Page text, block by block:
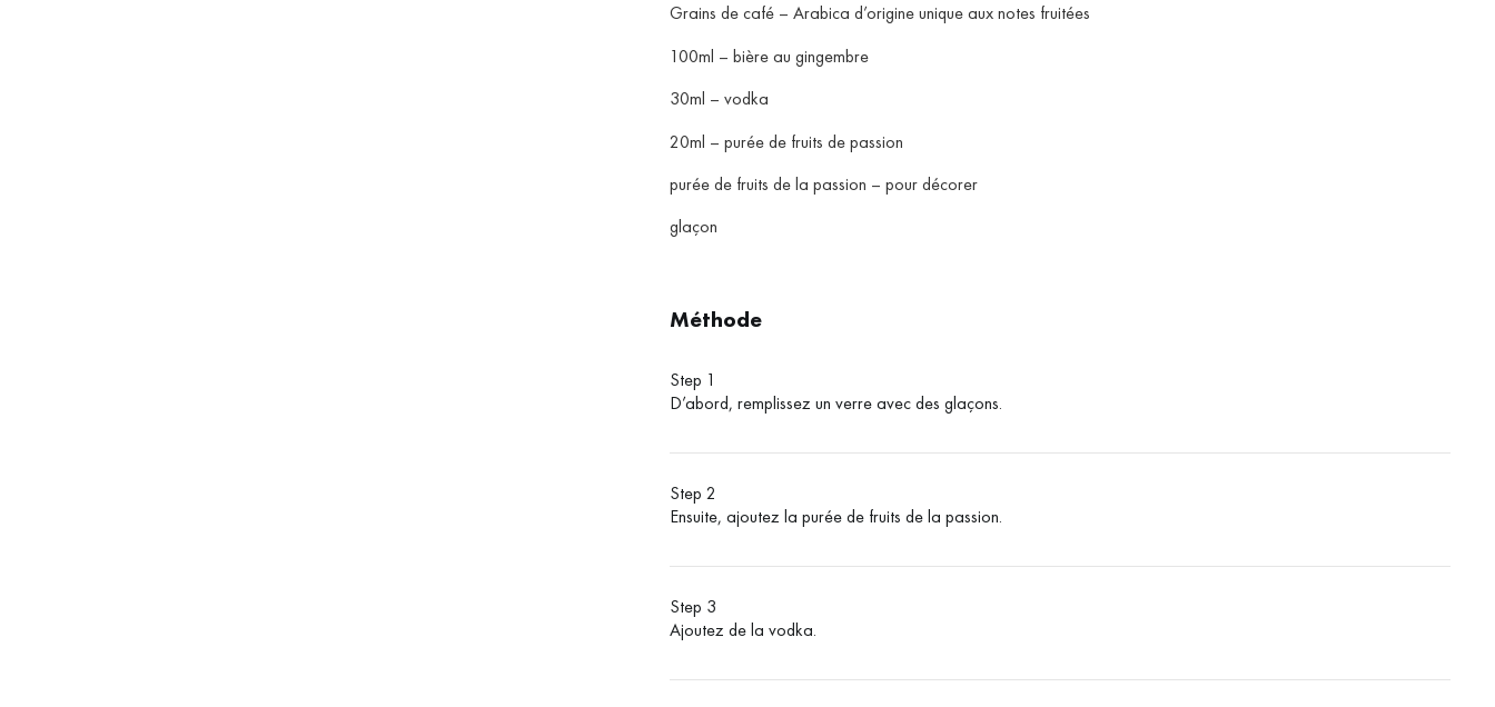
Grains de café – Arabica d’origine unique aux notes fruitées
100ml – bière au gingembre
30ml – vodka
20ml – purée de fruits de passion
purée de fruits de la passion – pour décorer
glaçon
Méthode
Step 1
D’abord, remplissez un verre avec des glaçons.
Step 2
Ensuite, ajoutez la purée de fruits de la passion.
Step 3
Ajoutez de la vodka.